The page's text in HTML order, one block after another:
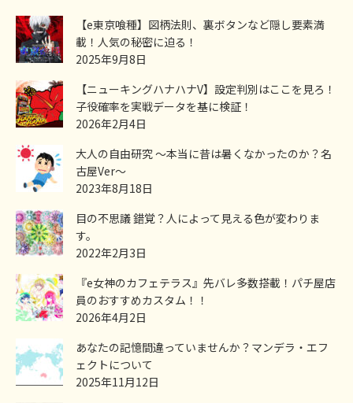
【e東京喰種】図柄法則、裏ボタンなど隠し要素満
載！人気の秘密に迫る！
2025年9月8日
【ニューキングハナハナV】設定判別はここを見ろ！
子役確率を実戦データを基に検証！
2026年2月4日
大人の自由研究 ～本当に昔は暑くなかったのか？名
古屋Ver～
2023年8月18日
目の不思議 錯覚？人によって見える色が変わりま
す。
2022年2月3日
『e女神のカフェテラス』先バレ多数搭載！パチ屋店
員のおすすめカスタム！！
2026年4月2日
あなたの記憶間違っていませんか？マンデラ・エフ
ェクトについて
2025年11月12日